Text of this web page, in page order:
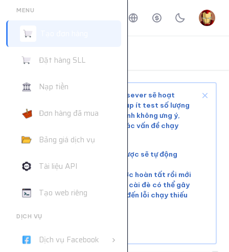
MENU
Đặt hàng SLL
Nạp tiền
Đơn hàng đã mua
Bảng giá dịch vụ
Tài liệu API
Tạo web riêng
DỊCH VỤ
Dịch vụ Facebook
Trang chủ Đặt hàng dịch vụ
Tùy tình trạng mạng xã hội và sever sẽ hoạt
động ổn định hoặc phải chờ, nạp ít test số lượng
nhỏ trước khi mua nhiều để tránh không ưng ý,
web không hỗ trợ giải quyết các vấn đề chạy
chậm hoặc đơn chưa chạy kịp
Các đơn lỗi không chạy được sẽ tự động
hoàn tiền
Vui lòng đợi đơn hàng trước hoàn tất rồi mới
tiếp tục cài đơn mới. Việc cài đè có thể gây
xung đột tài nguyên, dẫn đến lỗi chạy thiếu